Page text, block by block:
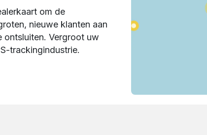
om de
nieuwe klanten aan
ontsluiten. Vergroot uw
trackingindustrie.